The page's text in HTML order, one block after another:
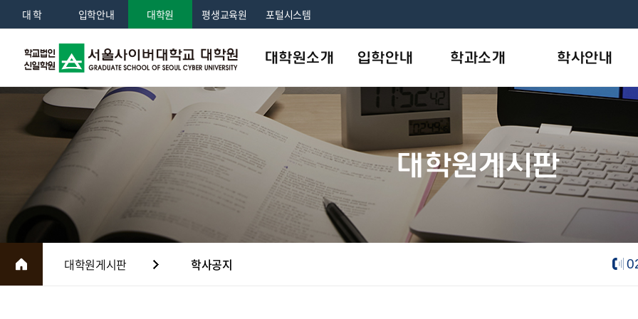
대 학 입학안내 대학원 평생교육원 포털시스템
대학원소개
인사말
학교법인소개
교육이념 및 목표
조직도
대학원연혁
국제교류
입학안내
입학상담
학과소개
사회복지학과
상담·임상심리학과
AI융합기술학과 new
음악학과 new
- 음악치료 트랙
학사안내
학사일정
학사제도
장학안내
학칙및규정
e-대학원요람
대학원게시판
대학원게시판 학사공지